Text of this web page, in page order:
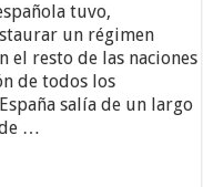
de
la
secesión
tuvo,
un régimen
el resto de las naciones
de todos los
salía de un largo
…